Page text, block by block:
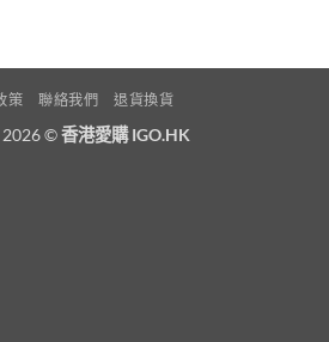
策 聯絡我們 退貨換貨
2026 ©香港愛購 IGO.HK